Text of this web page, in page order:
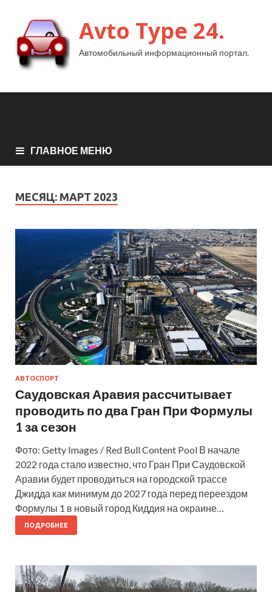
Avto Type 24.
Автомобильный информационный портал.
ГЛАВНОЕ МЕНЮ
МЕСЯЦ: МАРТ 2023
АВТОСПОРТ
Саудовская Аравия рассчитывает
проводить по два Гран При Формулы
1 за сезон
Фото: Getty Images / Red Bull Content Pool В начале
2022 года стало известно, что Гран При Саудовской
Аравии будет проводиться на городской трассе
Джидда как минимум до 2027 года перед переездом
Формулы 1 в новый город Киддия на окраине…
ПОДРОБНЕЕ